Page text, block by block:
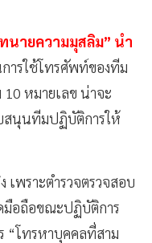
นายความมุสลิม” นำ
การใช้โทรศัพท์ของทีม
10 หมายเลข น่าจะ
สนุนทีมปฏิบัติการให้
เพราะตำรวจตรวจสอบ
มือถือขณะปฏิบัติการ
“โทรหาบุคคลที่สาม